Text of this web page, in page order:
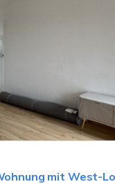
mit West-